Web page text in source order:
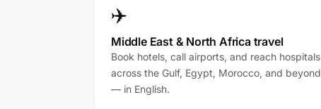
✈️
Middle East & North Africa travel
Book hotels, call airports, and reach hospitals
across the Gulf, Egypt, Morocco, and beyond
— in English.